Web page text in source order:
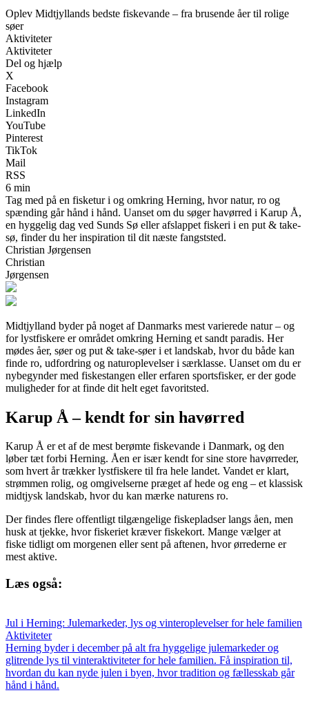
Oplev Midtjyllands bedste fiskevande – fra brusende åer til rolige
søer
Aktiviteter
Aktiviteter
Del og hjælp
X
Facebook
Instagram
LinkedIn
YouTube
Pinterest
TikTok
Mail
RSS
6 min
Tag med på en fisketur i og omkring Herning, hvor natur, ro og
spænding går hånd i hånd. Uanset om du søger havørred i Karup Å,
en hyggelig dag ved Sunds Sø eller afslappet fiskeri i en put & take-
sø, finder du her inspiration til dit næste fangststed.
Christian Jørgensen
Christian
Jørgensen
Midtjylland byder på noget af Danmarks mest varierede natur – og
for lystfiskere er området omkring Herning et sandt paradis. Her
mødes åer, søer og put & take-søer i et landskab, hvor du både kan
finde ro, udfordring og naturoplevelser i særklasse. Uanset om du er
nybegynder med fiskestangen eller erfaren sportsfisker, er der gode
muligheder for at finde dit helt eget favoritsted.
Karup Å – kendt for sin havørred
Karup Å er et af de mest berømte fiskevande i Danmark, og den
løber tæt forbi Herning. Åen er især kendt for sine store havørreder,
som hvert år trækker lystfiskere til fra hele landet. Vandet er klart,
strømmen rolig, og omgivelserne præget af hede og eng – et klassisk
midtjysk landskab, hvor du kan mærke naturens ro.
Der findes flere offentligt tilgængelige fiskepladser langs åen, men
husk at tjekke, hvor fiskeriet kræver fiskekort. Mange vælger at
fiske tidligt om morgenen eller sent på aftenen, hvor ørrederne er
mest aktive.
Læs også:
Jul i Herning: Julemarkeder, lys og vinteroplevelser for hele familien
Aktiviteter
Herning byder i december på alt fra hyggelige julemarkeder og
glitrende lys til vinteraktiviteter for hele familien. Få inspiration til,
hvordan du kan nyde julen i byen, hvor tradition og fællesskab går
hånd i hånd.